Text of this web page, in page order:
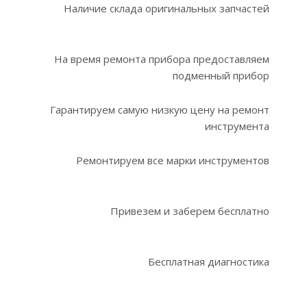
Наличие склада оригинальных запчастей
На время ремонта прибора предоставляем
подменный прибор
Гарантируем самую низкую цену на ремонт
инструмента
Ремонтируем все марки инструментов
Привезем и заберем бесплатно
Бесплатная диагностика